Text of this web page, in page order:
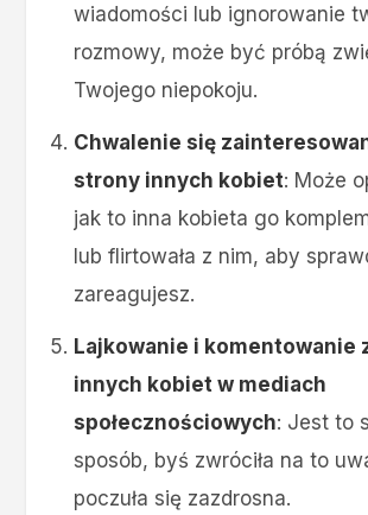
wiadomości lub ignorowanie
rozmowy, może być próbą
Twojego niepokoju.
Chwalenie się
strony innych kobiet: Może
jak to inna kobieta go
lub flirtowała z nim, aby
zareagujesz.
Lajkowanie i komentowanie
innych kobiet w mediach
społecznościowych: Jest to
sposób, byś zwróciła na to
poczuła się zazdrosna.